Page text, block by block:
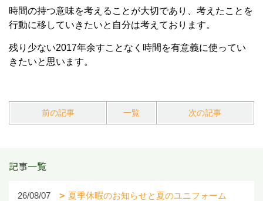
時間の持つ意味を考えることが大切であり、考えたことを
行動に移していきたいと自分は考えております。
残り少ない2017年余すことなく時間を有意義に使ってい
きたいと思います。
前の記事 一覧 次の記事
記事一覧
26/08/07 夏季休暇のお知らせと夏のユニフォーム